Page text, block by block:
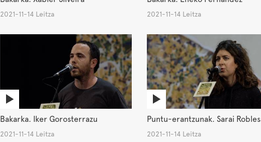
2021-11-14 Leitza 2021-11-14 Leitza
Bakarka. Iker Gorosterrazu
2021-11-14 Leitza
Puntu-erantzunak. Sarai Robles
2021-11-14 Leitza